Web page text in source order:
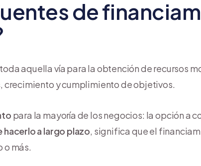
de
aquella vía para la obtención de recursos
y cumplimiento de objetivos.
para la mayoría de los negocios: la opción a
hacerlo a largo plazo, significa que el
o más.